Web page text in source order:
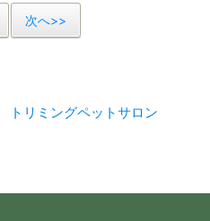
次へ>>
トリミングペットサロン